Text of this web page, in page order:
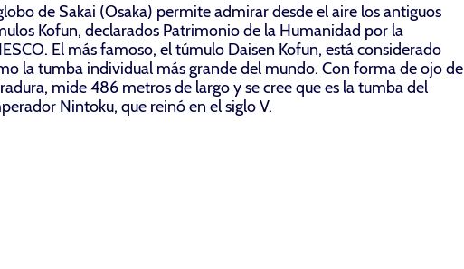
de Sakai (Osaka) permite admirar desde el aire los antiguos
Kofun, declarados Patrimonio de la Humanidad por la
El más famoso, el túmulo Daisen Kofun, está considerado
la tumba individual más grande del mundo. Con forma de ojo de
mide 486 metros de largo y se cree que es la tumba del
Nintoku, que reinó en el siglo V.